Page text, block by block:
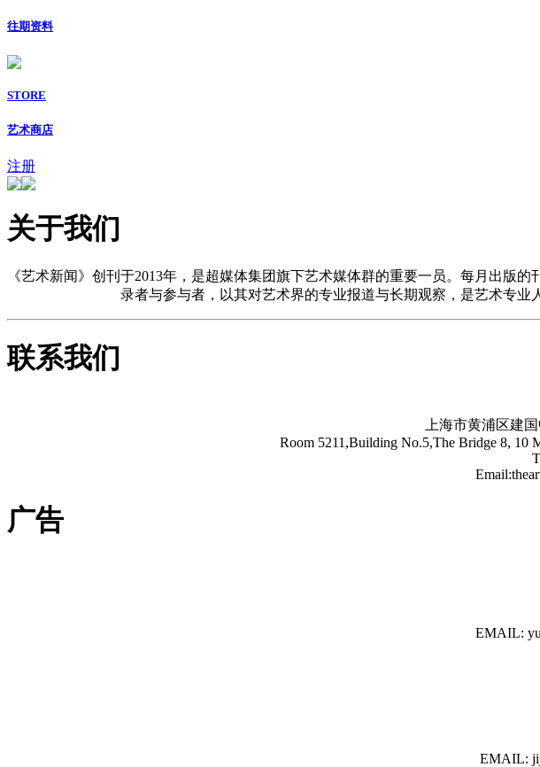
往期资料
STORE
艺术商店
注册
关于我们
《艺术新闻》创刊于2013年，是超媒体集团旗下艺术媒体群的重要一员。每月出版
录者与参与者，以其对艺术界的专业报道与长期观察，是艺术专
联系我们
上海市黄浦区建
Room 5211,Building No.5,The Bridge 8, 10
广告
EMAIL:
EMAIL: